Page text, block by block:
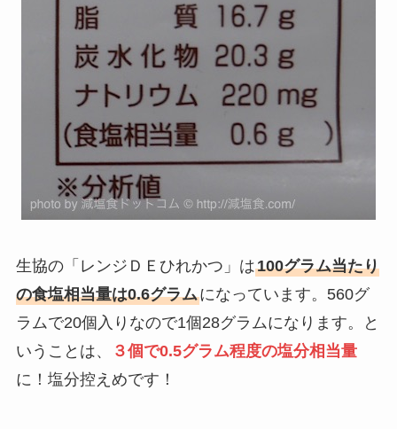
生協の「レンジＤＥひれかつ」は100グラム当たり
の食塩相当量は0.6グラムになっています。560グ
ラムで20個入りなので1個28グラムになります。と
いうことは、
３個で0.5グラム程度の塩分相当量
に！塩分控えめです！